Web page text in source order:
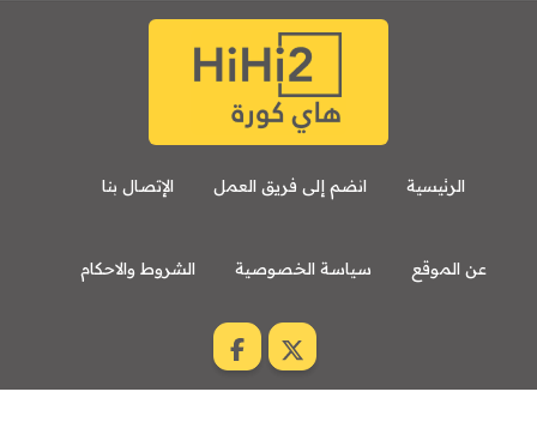
الرئيسية انضم إلى فريق العمل الإتصال بنا
عن الموقع سياسة الخصوصية الشروط والاحكام